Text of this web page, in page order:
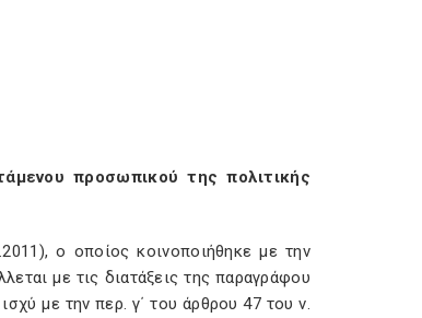
προσωπικού της πολιτικής
ο οποίος κοινοποιήθηκε με την
με τις διατάξεις της παραγράφου
με την περ. γ΄ του άρθρου 47 του ν.